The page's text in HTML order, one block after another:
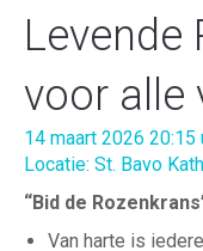
Levende
voor alle
14 maart 2026 20:15
Locatie: St. Bavo
“Bid de
Van harte is